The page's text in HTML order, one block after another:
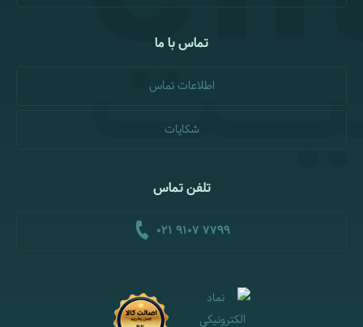
تماس با ما
اطلاعات تماس
شکایات
تلفن تماس
021 9107 7799